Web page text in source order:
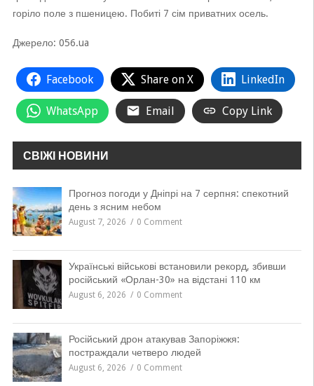
горіло поле з пшеницею. Побиті 7 сім приватних осель.
Джерело: 056.ua
Facebook Share on X LinkedIn
WhatsApp Email Copy Link
СВІЖІ НОВИНИ
Прогноз погоди у Дніпрі на 7 серпня: спекотний
день з ясним небом
August 7, 2026 0 Comment
Українські військові встановили рекорд, збивши
російський «Орлан-30» на відстані 110 км
August 6, 2026 0 Comment
Російський дрон атакував Запоріжжя:
постраждали четверо людей
August 6, 2026 0 Comment